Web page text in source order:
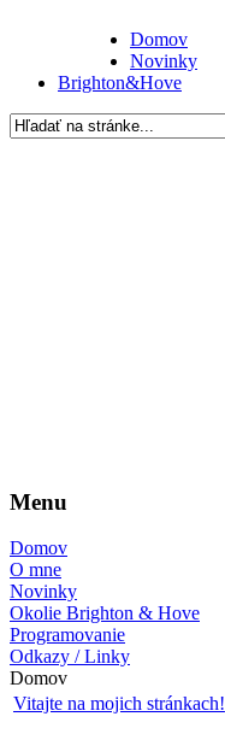
Domov
Novinky
Brighton&Hove
Menu
Domov
O mne
Novinky
Okolie Brighton & Hove
Programovanie
Odkazy / Linky
Domov
Vitajte na mojich stránkach!